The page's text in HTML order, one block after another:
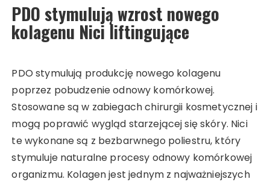
PDO stymulują wzrost nowego
kolagenu Nici liftingujące
PDO stymulują produkcję nowego kolagenu
poprzez pobudzenie odnowy komórkowej.
Stosowane są w zabiegach chirurgii kosmetycznej i
mogą poprawić wygląd starzejącej się skóry. Nici
te wykonane są z bezbarwnego poliestru, który
stymuluje naturalne procesy odnowy komórkowej
organizmu. Kolagen jest jednym z najważniejszych